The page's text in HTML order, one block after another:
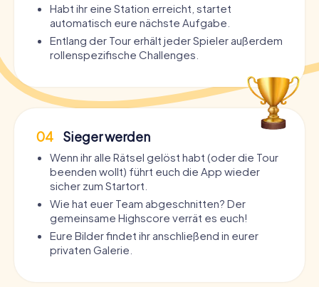
Habt ihr eine Station erreicht, startet
automatisch eure nächste Aufgabe.
Entlang der Tour erhält jeder Spieler außerdem
rollenspezifische Challenges.
04 Sieger werden
Wenn ihr alle Rätsel gelöst habt (oder die Tour
beenden wollt) führt euch die App wieder
sicher zum Startort.
Wie hat euer Team abgeschnitten? Der
gemeinsame Highscore verrät es euch!
Eure Bilder findet ihr anschließend in eurer
privaten Galerie.